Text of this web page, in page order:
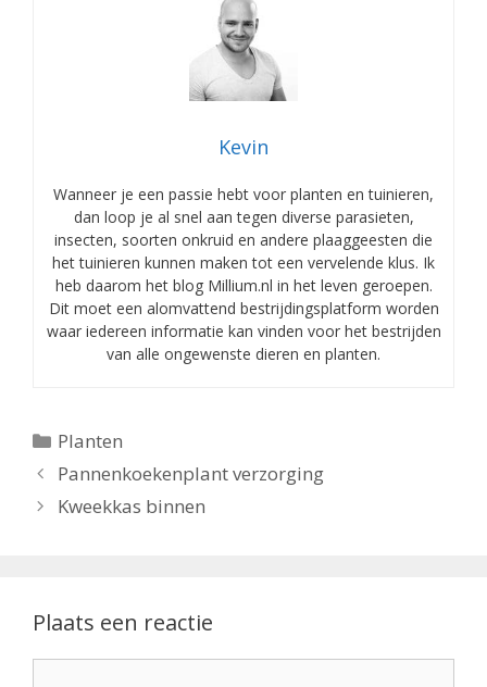
Kevin
Wanneer je een passie hebt voor planten en tuinieren,
dan loop je al snel aan tegen diverse parasieten,
insecten, soorten onkruid en andere plaaggeesten die
het tuinieren kunnen maken tot een vervelende klus. Ik
heb daarom het blog Millium.nl in het leven geroepen.
Dit moet een alomvattend bestrijdingsplatform worden
waar iedereen informatie kan vinden voor het bestrijden
van alle ongewenste dieren en planten.
Categorieën
Planten
Pannenkoekenplant verzorging
Kweekkas binnen
Plaats een reactie